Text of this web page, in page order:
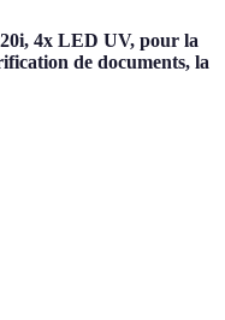
4x LED UV, pour la
de documents, la